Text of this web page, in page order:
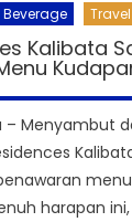
Travel
Kalibata
Menyambut
harapan